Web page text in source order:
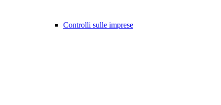
Controlli sulle imprese